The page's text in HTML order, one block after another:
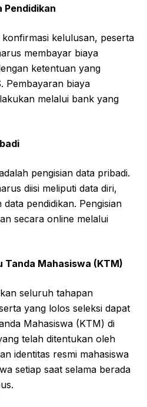
Pendidikan
kelulusan, peserta
membayar biaya
ketentuan yang
Pembayaran biaya
melalui bank yang
pengisian data pribadi.
diisi meliputi data diri,
pendidikan. Pengisian
secara online melalui
Tanda Mahasiswa (KTM)
seluruh tahapan
yang lolos seleksi dapat
Mahasiswa (KTM) di
telah ditentukan oleh
identitas resmi mahasiswa
setiap saat selama berada